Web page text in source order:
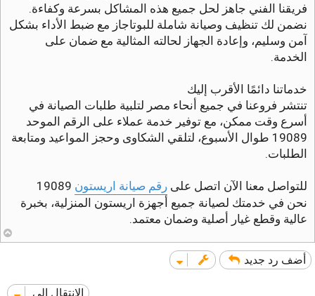
فريقنا الفني جاهز لحل جميع هذه المشاكل بسرعة وكفاءة.
نضمن لك تنظيف وصيانة شاملة للبوتاجاز مع ضبط الأداء بشكل
آمن وسليم، وإعادة الجهاز لحالته المثالية مع ضمان على
الخدمة.
خدماتنا دائمًا الأقرب إليك
تنتشر فروعنا في جميع أنحاء مصر لتلبية طلبات الصيانة في
أسرع وقت ممكن، مع توفير خدمة عملاء على الرقم الموحد
19089 طوال الأسبوع، لتلقي الشكاوى وحجز المواعيد ومتابعة
الطلبات.
للتواصل معنا الآن اتصل على رقم صيانة اريستون
نحن في خدمتك لصيانة جميع أجهزة اريستون المنزلية، بخبرة
عالية وقطع غيار أصلية وضمان معتمد.
أضف رد جديد
الانتقال إلى